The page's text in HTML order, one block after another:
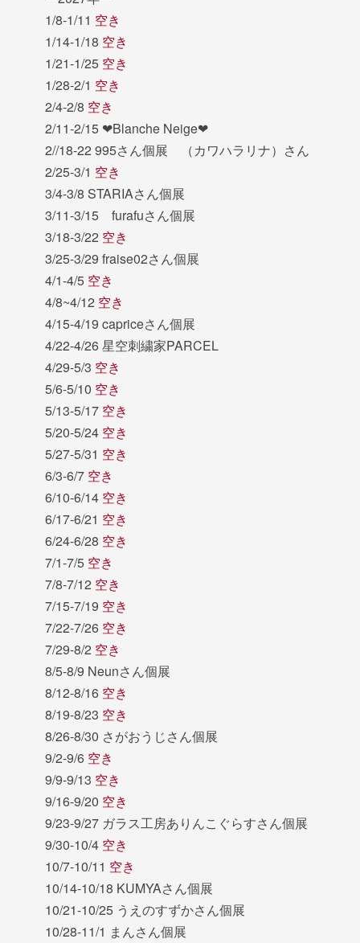
1/8-1/11 空き
1/14-1/18 空き
1/21-1/25 空き
1/28-2/1 空き
2/4-2/8 空き
2/11-2/15 ❤︎Blanche Neige❤︎
2//18-22 995さん個展 （カワハラリナ）さん
2/25-3/1 空き
3/4-3/8 STARIAさん個展
3/11-3/15 furafuさん個展
3/18-3/22 空き
3/25-3/29 fraise02さん個展
4/1-4/5 空き
4/8~4/12 空き
4/15-4/19 capriceさん個展
4/22-4/26 星空刺繍家PARCEL
4/29-5/3 空き
5/6-5/10 空き
5/13-5/17 空き
5/20-5/24 空き
5/27-5/31 空き
6/3-6/7 空き
6/10-6/14 空き
6/17-6/21 空き
6/24-6/28 空き
7/1-7/5 空き
7/8-7/12 空き
7/15-7/19 空き
7/22-7/26 空き
7/29-8/2 空き
8/5-8/9 Neunさん個展
8/12-8/16 空き
8/19-8/23 空き
8/26-8/30 さがおうじさん個展
9/2-9/6 空き
9/9-9/13 空き
9/16-9/20 空き
9/23-9/27 ガラス工房ありんこぐらすさん個展
9/30-10/4 空き
10/7-10/11 空き
10/14-10/18 KUMYAさん個展
10/21-10/25 うえのすずかさん個展
10/28-11/1 まんさん個展